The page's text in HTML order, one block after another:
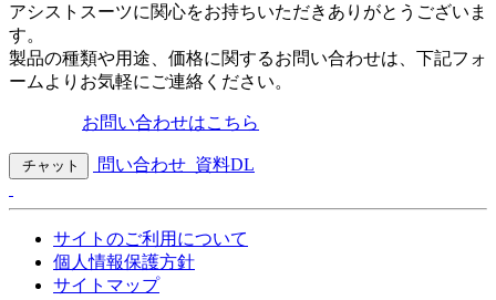
アシストスーツに関心をお持ちいただきありがとうございま
す。
製品の種類や用途、価格に関するお問い合わせは、下記フォ
ームよりお気軽にご連絡ください。
お問い合わせはこちら
チャット 問い合わせ 資料DL
サイトのご利用について
個人情報保護方針
サイトマップ